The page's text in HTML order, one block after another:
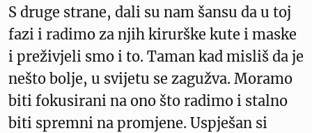
S druge strane, dali su nam šansu da u toj
fazi i radimo za njih kirurške kute i maske
i preživjeli smo i to. Taman kad misliš da je
nešto bolje, u svijetu se zagužva. Moramo
biti fokusirani na ono što radimo i stalno
biti spremni na promjene. Uspješan si